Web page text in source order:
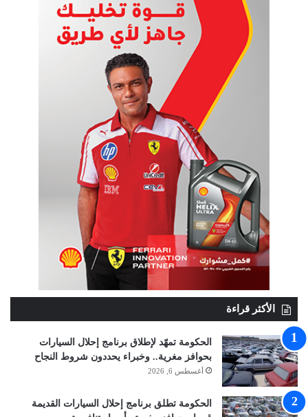
الأكثر قراءة
الحكومة تمهّد لإطلاق برنامج إحلال السيارات
بحوافز مغرية.. وخبراء يحددون شروط النجاح
أغسطس 6, 2026
الحكومة تطلق برنامج إحلال السيارات القديمة